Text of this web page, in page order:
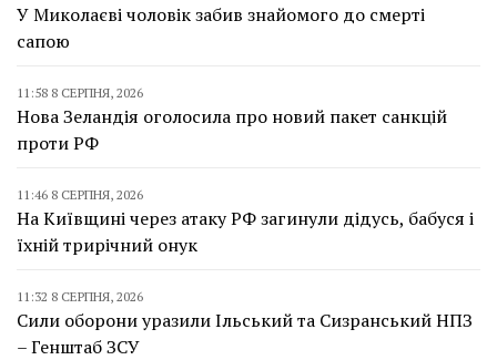
У Миколаєві чоловік забив знайомого до смерті
сапою
11:58 8 СЕРПНЯ, 2026
Нова Зеландія оголосила про новий пакет санкцій
проти РФ
11:46 8 СЕРПНЯ, 2026
На Київщині через атаку РФ загинули дідусь, бабуся і
їхній трирічний онук
11:32 8 СЕРПНЯ, 2026
Сили оборони уразили Ільський та Сизранський НПЗ
– Генштаб ЗСУ